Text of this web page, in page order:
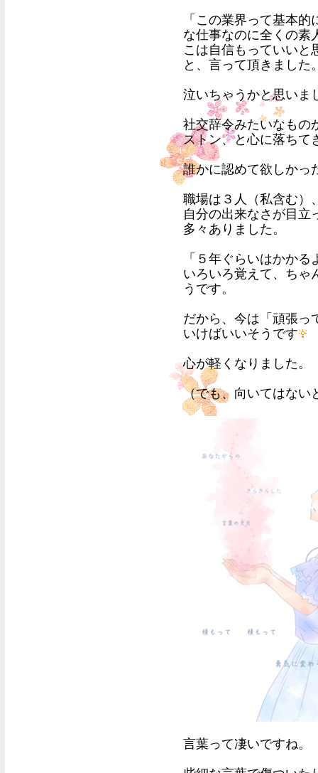
「この業界って基本
な仕事なのに全くの素
こは自信もっていいと
と、言って頂きました
泣いちゃうかと思いま
社交辞令みたいなもの
ストン、と心に落ちて
誰かに認めて欲しかっ
職場は３人（私含む）
自分の出来なさが目立
多々ありました。
「５年ぐらいはかかる
いろいろ覚えて、ちゃ
うです。
だから、今は「頑張っ
いけばいいそうです
心が軽くなりました。
（でも、向いてはない
言葉って凄いですね。